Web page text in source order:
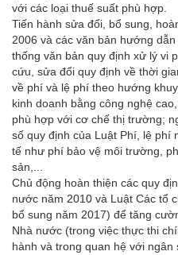
với các loại thuế suất phù hợp.
Tiến hành sửa đổi, bổ sung,
2006 và các văn bản hướng
thống văn bản quy định xử lý vi
cứu, sửa đổi quy định về thời
về phí và lệ phí theo hướng
kinh doanh bằng công nghệ
phù hợp với cơ chế thị trường;
số quy định của Luật Phí, lệ phí
tế như phí bảo vệ môi trường,
sản,...
Chủ động hoàn thiện các quy
nước năm 2010 và Luật Các tổ
bổ sung năm 2017) để tăng
Nhà nước (trong việc thực thi
hành và trong quan hệ với